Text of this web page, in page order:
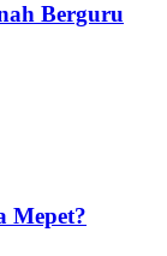
Berguru
Mepet?